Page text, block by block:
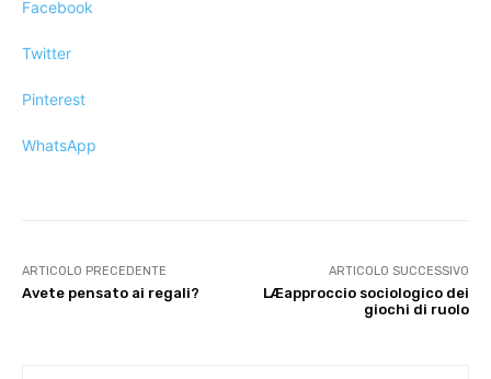
Facebook
Twitter
Pinterest
WhatsApp
ARTICOLO PRECEDENTE
Avete pensato ai regali?
ARTICOLO SUCCESSIVO
LÆapproccio sociologico dei
giochi di ruolo